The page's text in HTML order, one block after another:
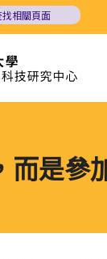
找相關頁面
是參